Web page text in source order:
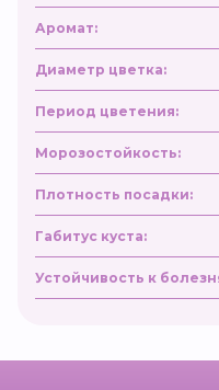
Аромат:
Диаметр цветка:
Период цветения:
Морозостойкость:
Плотность посадки:
Габитус куста:
Устойчивость к